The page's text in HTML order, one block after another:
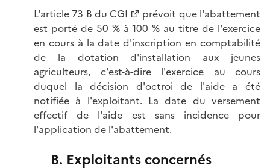
L'article 73 B du CGI
prévoit que l'abattement
est porté de 50 % à 100 % au titre de l'exercice
en cours à la date d'inscription en comptabilité
de la dotation d'installation aux jeunes
agriculteurs, c'est-à-dire l'exercice au cours
duquel la décision d'octroi de l'aide a été
notifiée à l'exploitant. La date du versement
effectif de l'aide est sans incidence pour
l'application de l'abattement.
B. Exploitants concernés